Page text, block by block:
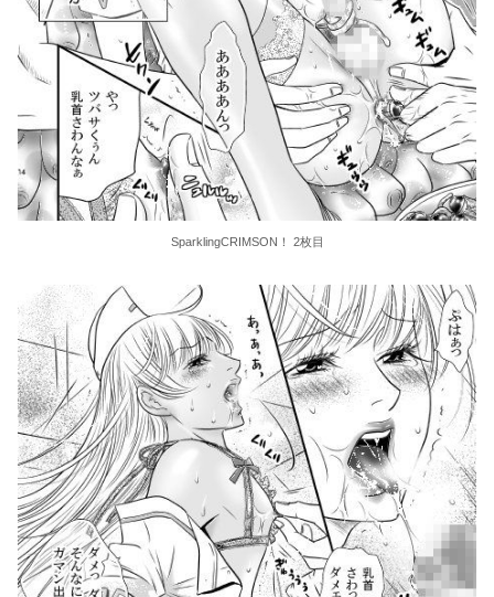
SparklingCRIMSON！ 2枚目